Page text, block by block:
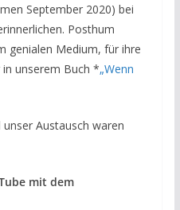
September 2020) bei
Posthum
genialen Medium, für ihre
unserem Buch *„Wenn
Austausch waren
mit dem